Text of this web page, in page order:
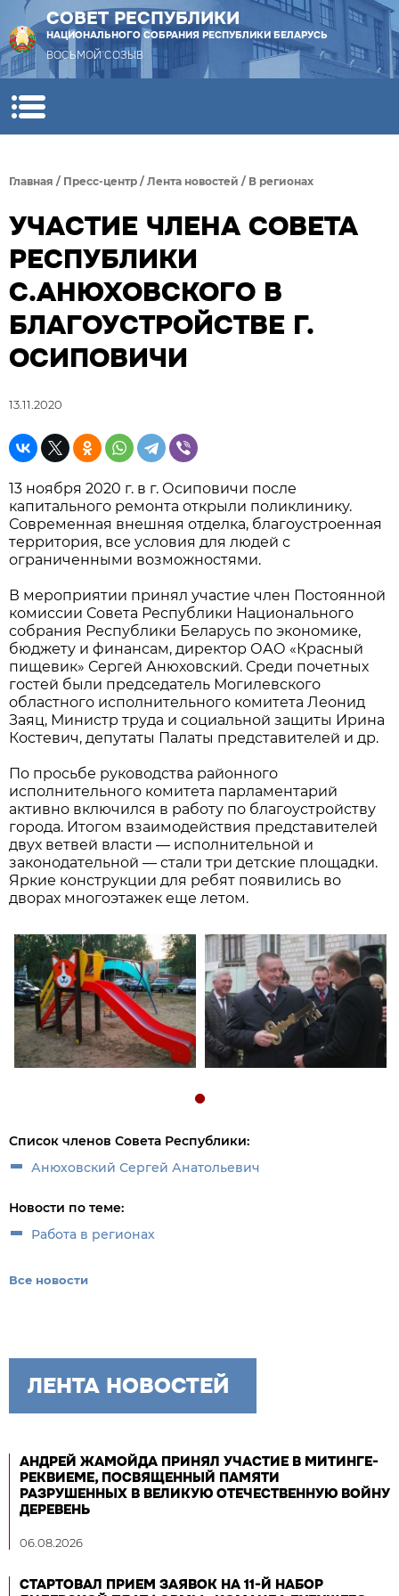
СОВЕТ РЕСПУБЛИКИ
НАЦИОНАЛЬНОГО СОБРАНИЯ РЕСПУБЛИКИ БЕЛАРУСЬ
ВОСЬМОЙ СОЗЫВ
Главная / Пресс-центр / Лента новостей / В регионах
УЧАСТИЕ ЧЛЕНА СОВЕТА
РЕСПУБЛИКИ
С.АНЮХОВСКОГО В
БЛАГОУСТРОЙСТВЕ Г.
ОСИПОВИЧИ
13.11.2020
13 ноября 2020 г. в г. Осиповичи после
капитального ремонта открыли поликлинику.
Современная внешняя отделка, благоустроенная
территория, все условия для людей с
ограниченными возможностями.
В мероприятии принял участие член Постоянной
комиссии Совета Республики Национального
собрания Республики Беларусь по экономике,
бюджету и финансам, директор ОАО «Красный
пищевик» Сергей Анюховский. Среди почетных
гостей были председатель Могилевского
областного исполнительного комитета Леонид
Заяц, Министр труда и социальной защиты Ирина
Костевич, депутаты Палаты представителей и др.
По просьбе руководства районного
исполнительного комитета парламентарий
активно включился в работу по благоустройству
города. Итогом взаимодействия представителей
двух ветвей власти — исполнительной и
законодательной — стали три детские площадки.
Яркие конструкции для ребят появились во
дворах многоэтажек еще летом.
Список членов Совета Республики:
Анюховский Сергей Анатольевич
Новости по теме:
Работа в регионах
Все новости
ЛЕНТА НОВОСТЕЙ
АНДРЕЙ ЖАМОЙДА ПРИНЯЛ УЧАСТИЕ В МИТИНГЕ-
РЕКВИЕМЕ, ПОСВЯЩЕННЫЙ ПАМЯТИ
РАЗРУШЕННЫХ В ВЕЛИКУЮ ОТЕЧЕСТВЕННУЮ ВОЙНУ
ДЕРЕВЕНЬ
06.08.2026
СТАРТОВАЛ ПРИЕМ ЗАЯВОК НА 11-Й НАБОР